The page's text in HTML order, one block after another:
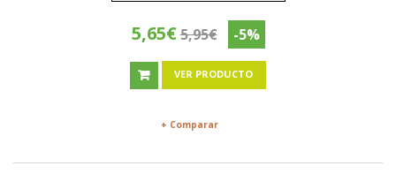
5,65€5,95€ -5%
VER PRODUCTO
+ Comparar